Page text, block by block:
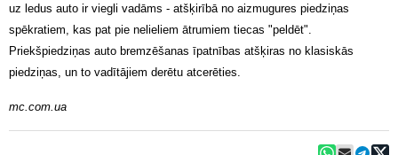
uz ledus auto ir viegli vadāms - atšķirībā no aizmugures piedziņas
spēkratiem, kas pat pie nelieliem ātrumiem tiecas "peldēt".
Priekšpiedziņas auto bremzēšanas īpatnības atšķiras no klasiskās
piedziņas, un to vadītājiem derētu atcerēties.
mc.com.ua